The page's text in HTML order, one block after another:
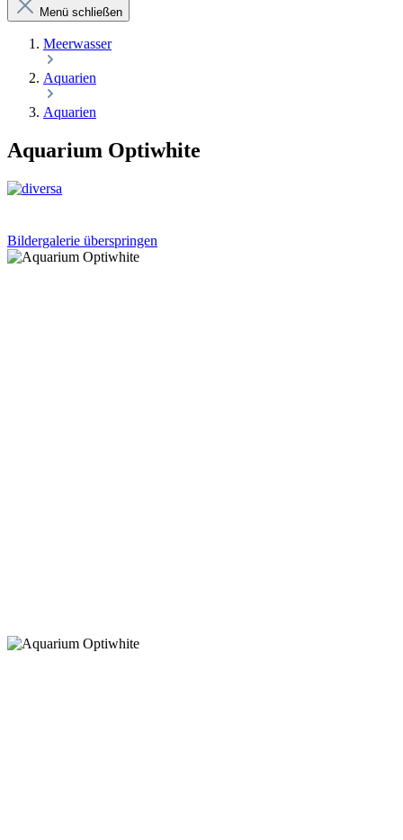
Menü schließen
Meerwasser
Aquarien
Aquarien
Aquarium Optiwhite
Bildergalerie überspringen